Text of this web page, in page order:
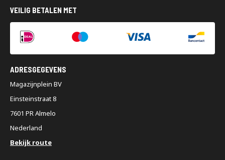
VEILIG BETALEN MET
ADRESGEGEVENS
Magazijnplein BV
Einsteinstraat 8
7601 PR Almelo
Nederland
Bekijk route